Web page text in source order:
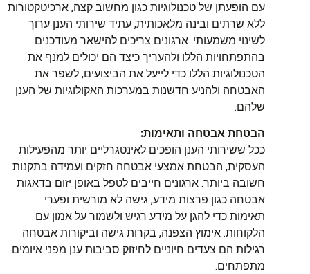
עם הופעתן של טכנולוגיות כגון מחשוב קצה, ארכיטקטורות
ללא שרתים ובינה מלאכותית, עתיד שירותי הענן ערוך
לשינוי משמעותי. ארגונים צריכים להישאר מעודכנים
בהתפתחויות הללו ולהעריך כיצד הם יכולים למנף את
הטכנולוגיות הללו כדי לייעל את הביצועים, לשפר את
האבטחה ולהניע חדשנות במערכות האקולוגיות של הענן
שלהם.
הבטחת אבטחה ותאימות:
ככל ששירותי הענן הופכים לאינטגרליים יותר מהפעילות
העסקית, הבטחת אמצעי אבטחה חזקים ועמידה בתקנות
חשובה ביותר. ארגונים חייבים לטפל באופן יזום בדאגות
אבטחה כגון פרצות מידע, גישה לא מורשית ופערי
תאימות כדי להגן על מידע רגיש ולשמור על אמון עם
הלקוחות. אימוץ הצפנה, בקרות גישה וביקורות אבטחה
רגילות הם צעדים חיוניים לחיזוק סביבות ענן מפני איומים
מתפתחים.